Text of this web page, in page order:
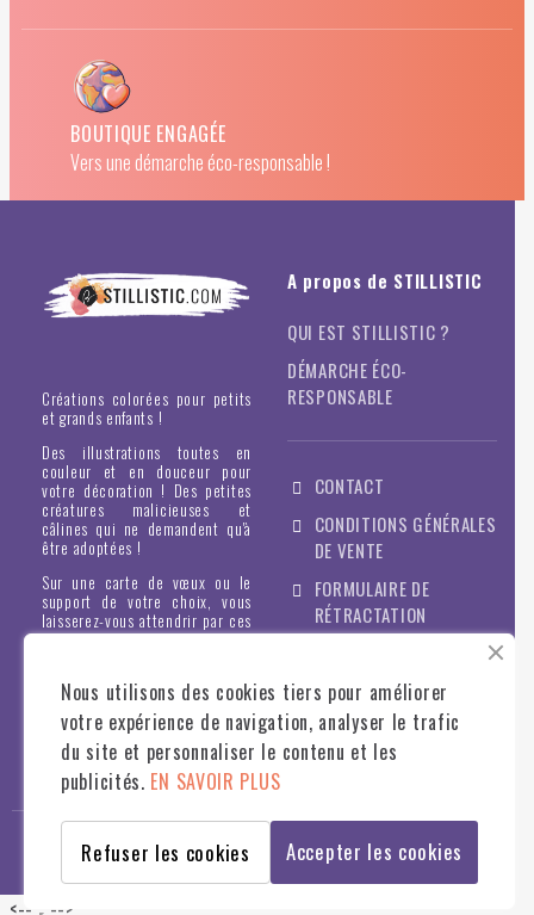
BOUTIQUE ENGAGÉE
Vers une démarche éco-responsable !
Créations colorées pour petits
et grands enfants !
Des illustrations toutes en
couleur et en douceur pour
votre décoration ! Des petites
créatures malicieuses et
câlines qui ne demandent qu'à
être adoptées !
Sur une carte de vœux ou le
support de votre choix, vous
laisserez-vous attendrir par ces
petites peluches !
A propos de STILLISTIC
QUI EST STILLISTIC ?
DÉMARCHE ÉCO-
RESPONSABLE
CONTACT
CONDITIONS GÉNÉRALES
DE VENTE
FORMULAIRE DE
RÉTRACTATION
POLITIQUE DE
CONFIDENTIALITÉ
© STILLISTIC2022- TOUS DROITS RÉSERVÉS - WWW.STILLISTIC.FR
<--
Nous utilisons des cookies tiers pour améliorer
votre expérience de navigation, analyser le trafic
du site et personnaliser le contenu et les
publicités. EN SAVOIR PLUS
Accepter les cookies
Refuser les cookies
-->